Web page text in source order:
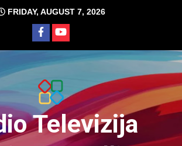
FRIDAY, AUGUST 7, 2026
Televizija